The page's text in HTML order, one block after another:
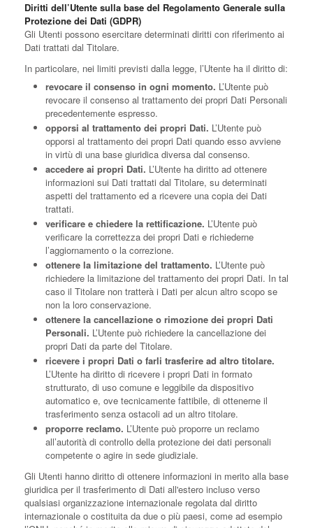
Diritti dell’Utente sulla base del Regolamento Generale sulla
Protezione dei Dati (GDPR)
Gli Utenti possono esercitare determinati diritti con riferimento ai
Dati trattati dal Titolare.
In particolare, nei limiti previsti dalla legge, l’Utente ha il diritto di:
revocare il consenso in ogni momento. L’Utente può
revocare il consenso al trattamento dei propri Dati Personali
precedentemente espresso.
opporsi al trattamento dei propri Dati. L’Utente può
opporsi al trattamento dei propri Dati quando esso avviene
in virtù di una base giuridica diversa dal consenso.
accedere ai propri Dati. L’Utente ha diritto ad ottenere
informazioni sui Dati trattati dal Titolare, su determinati
aspetti del trattamento ed a ricevere una copia dei Dati
trattati.
verificare e chiedere la rettificazione. L’Utente può
verificare la correttezza dei propri Dati e richiederne
l’aggiornamento o la correzione.
ottenere la limitazione del trattamento. L’Utente può
richiedere la limitazione del trattamento dei propri Dati. In tal
caso il Titolare non tratterà i Dati per alcun altro scopo se
non la loro conservazione.
ottenere la cancellazione o rimozione dei propri Dati
Personali. L’Utente può richiedere la cancellazione dei
propri Dati da parte del Titolare.
ricevere i propri Dati o farli trasferire ad altro titolare.
L’Utente ha diritto di ricevere i propri Dati in formato
strutturato, di uso comune e leggibile da dispositivo
automatico e, ove tecnicamente fattibile, di ottenerne il
trasferimento senza ostacoli ad un altro titolare.
proporre reclamo. L’Utente può proporre un reclamo
all’autorità di controllo della protezione dei dati personali
competente o agire in sede giudiziale.
Gli Utenti hanno diritto di ottenere informazioni in merito alla base
giuridica per il trasferimento di Dati all'estero incluso verso
qualsiasi organizzazione internazionale regolata dal diritto
internazionale o costituita da due o più paesi, come ad esempio